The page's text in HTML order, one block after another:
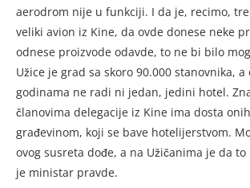
aerodrom nije u funkciji. I da je, recimo,
veliki avion iz Kine, da ovde donese neke
odnese proizvode odavde, to ne bi bilo
Užice je grad sa skoro 90.000 stanovnika, a
godinama ne radi ni jedan, jedini hotel.
članovima delegacije iz Kine ima dosta
građevinom, koji se bave hotelijerstvom.
ovog susreta dođe, a na Užičanima je da
je ministar pravde.